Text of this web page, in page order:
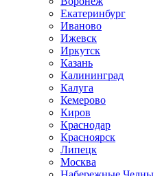
Екатеринбург
Иваново
Ижевск
Иркутск
Казань
Калининград
Калуга
Кемерово
Киров
Краснодар
Красноярск
Липецк
Москва